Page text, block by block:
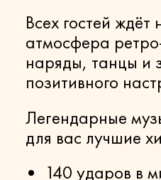
Всех гостей
атмосфера
наряды, танцы и
позитивного
Легендарные
для вас лучшие
140 ударов в